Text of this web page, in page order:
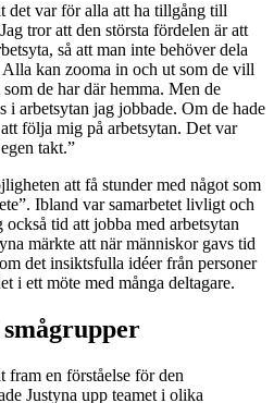
det var för alla att ha tillgång till
tror att den största fördelen är att
så att man inte behöver dela
kan zooma in och ut som de vill
de har där hemma. Men de
i arbetsytan jag jobbade. Om de hade
följa mig på arbetsytan. Det var
takt.”
att få stunder med något som
Ibland var samarbetet livligt och
tid att jobba med arbetsytan
märkte att när människor gavs tid
det insiktsfulla idéer från personer
i ett möte med många deltagare.
fram en förståelse för den
Justyna upp teamet i olika